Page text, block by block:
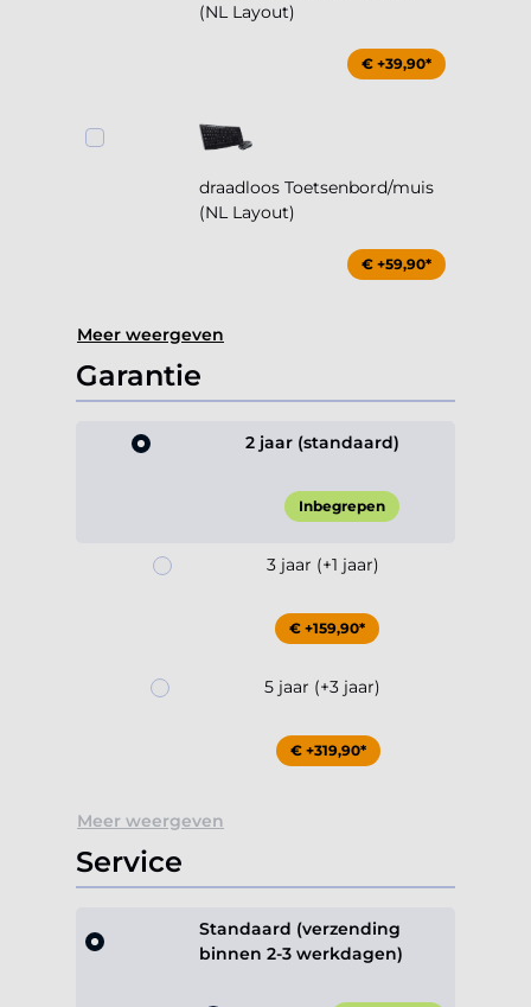
(NL Layout)
€ +39,90*
draadloos Toetsenbord/muis
(NL Layout)
€ +59,90*
Meer weergeven
Garantie
2 jaar (standaard)
Inbegrepen
3 jaar (+1 jaar)
€ +159,90*
5 jaar (+3 jaar)
€ +319,90*
Meer weergeven
Service
Standaard (verzending
binnen 2-3 werkdagen)